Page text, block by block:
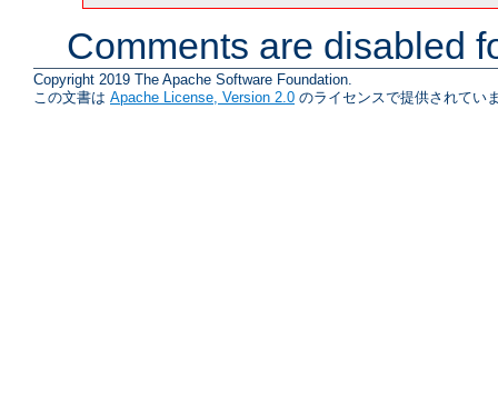
Comments are disabled
Copyright 2019 The Apache Software Foundation.
この文書は Apache License, Version 2.0 のライセンスで提供されてい